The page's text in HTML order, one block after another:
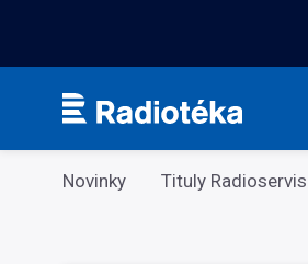
Kategorie
Novinky Tituly